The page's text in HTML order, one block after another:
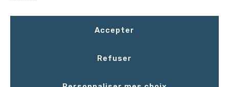
Accepter
Refuser